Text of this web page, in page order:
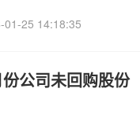
01-25 14:18:35
公司未回购股份